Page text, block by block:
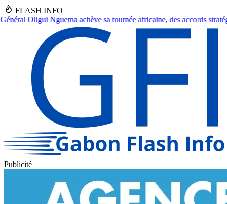
FLASH INFO
africaine, des accords stratégiques en vue.●Franceville : Un
Publicité